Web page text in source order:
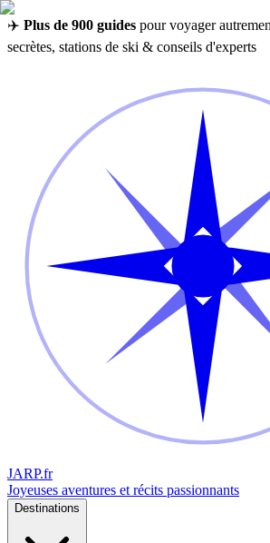
✈️ Plus de 900 guides pour voyager
secrètes, stations de ski & conseils d'experts
JARP.fr
Joyeuses aventures et récits passionnants
Destinations